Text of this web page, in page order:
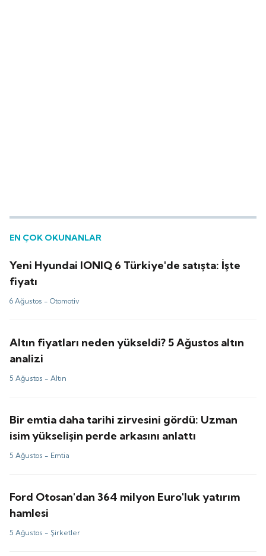
EN ÇOK OKUNANLAR
Yeni Hyundai IONIQ 6 Türkiye'de satışta: İşte
fiyatı
6 Ağustos -Otomotiv
Altın fiyatları neden yükseldi? 5 Ağustos altın
analizi
5 Ağustos -Altın
Bir emtia daha tarihi zirvesini gördü: Uzman
isim yükselişin perde arkasını anlattı
5 Ağustos - Emtia
Ford Otosan'dan 364 milyon Euro'luk yatırım
hamlesi
5 Ağustos -Şirketler